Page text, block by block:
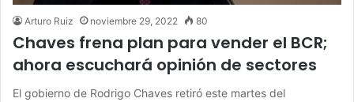
Arturo Ruiz noviembre 29, 2022 80
Chaves frena plan para vender el BCR;
ahora escuchará opinión de sectores
El gobierno de Rodrigo Chaves retiró este martes del